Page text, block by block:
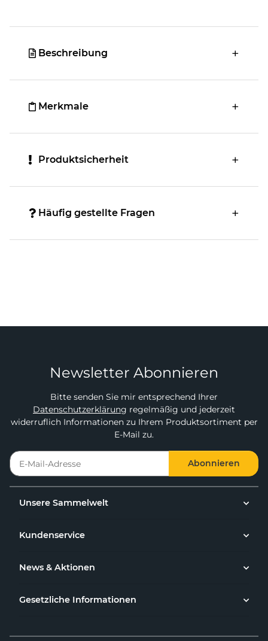
Beschreibung
Merkmale
Produktsicherheit
Häufig gestellte Fragen
Newsletter Abonnieren
Bitte senden Sie mir entsprechend Ihrer
Datenschutzerklärung regelmäßig und jederzeit
widerruflich Informationen zu Ihrem Produktsortiment per
E-Mail zu.
Abonnieren
Unsere Sammelwelt
Kundenservice
News & Aktionen
Gesetzliche Informationen